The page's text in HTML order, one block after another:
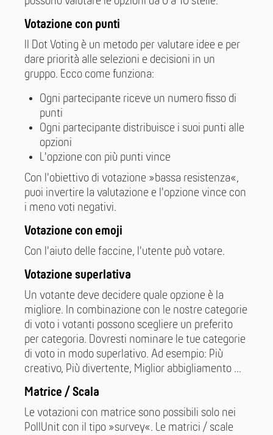
Votazione con punti
Il Dot Voting è un metodo per valutare idee e per
dare priorità alle selezioni e decisioni in un
gruppo. Ecco come funziona:
Ogni partecipante riceve un numero fisso di
punti
Ogni partecipante distribuisce i suoi punti alle
opzioni
L'opzione con più punti vince
Con l'obiettivo di votazione »bassa resistenza«,
puoi invertire la valutazione e l'opzione vince con
i meno voti negativi.
Votazione con emoji
Con l'aiuto delle faccine, l'utente può votare.
Votazione superlativa
Un votante deve decidere quale opzione è la
migliore. In combinazione con le nostre categorie
di voto i votanti possono scegliere un preferito
per categoria. Dovresti nominare le tue categorie
di voto in modo superlativo. Ad esempio: Più
creativo, Più divertente, Miglior abbigliamento ...
Matrice / Scala
Le votazioni con matrice sono possibili solo nei
PollUnit con il tipo »survey«. Le matrici / scale